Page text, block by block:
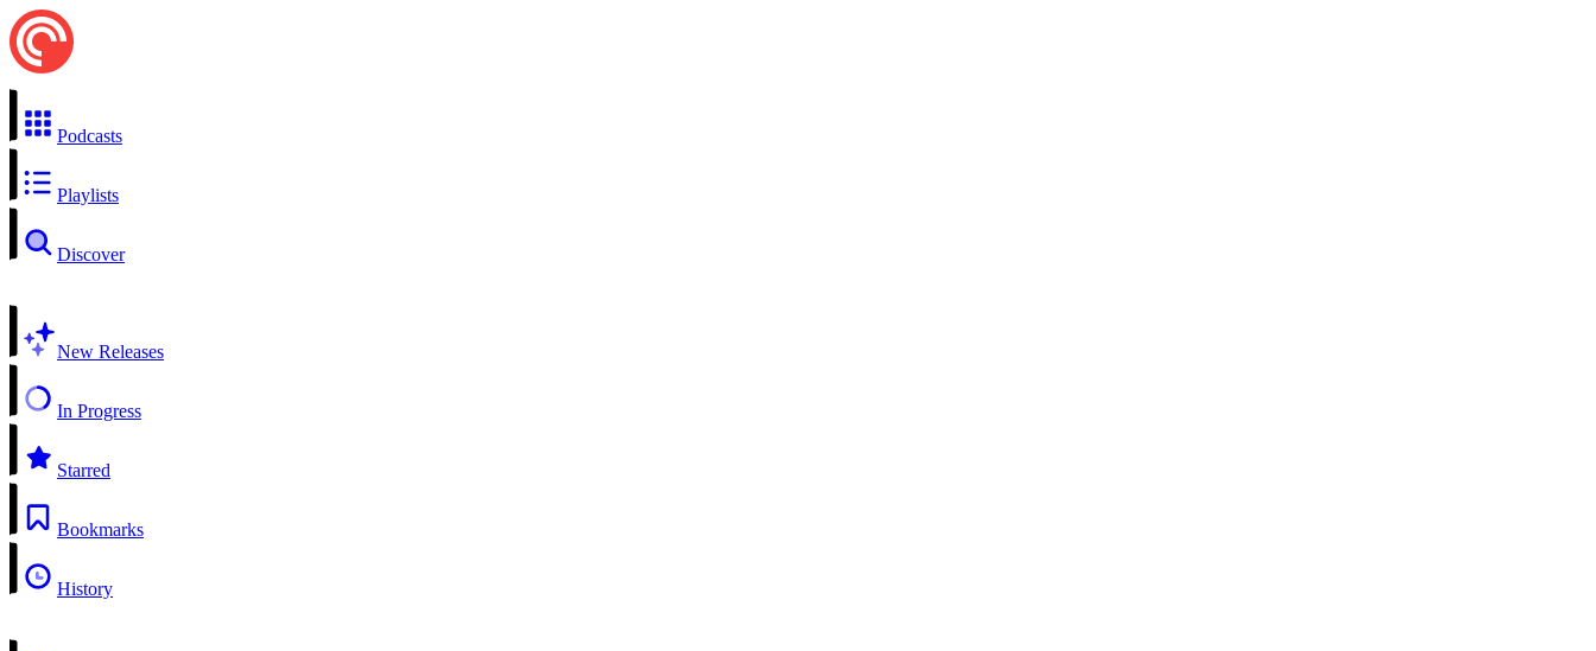
Podcasts
Playlists
Discover
New Releases
In Progress
Starred
Bookmarks
History